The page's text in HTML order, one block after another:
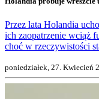
Przez lata Holandia
ich zaopatrzenie wciąż
choć w rzeczywistości
poniedziałek, 27. Kwiecień